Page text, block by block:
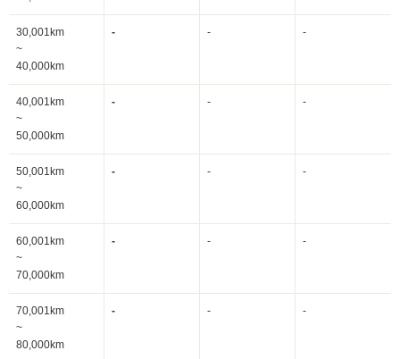
30,001km
~
40,000km
- - -
40,001km
~
50,000km
- - -
50,001km
~
60,000km
- - -
60,001km
~
70,000km
- - -
70,001km
~
80,000km
- - -